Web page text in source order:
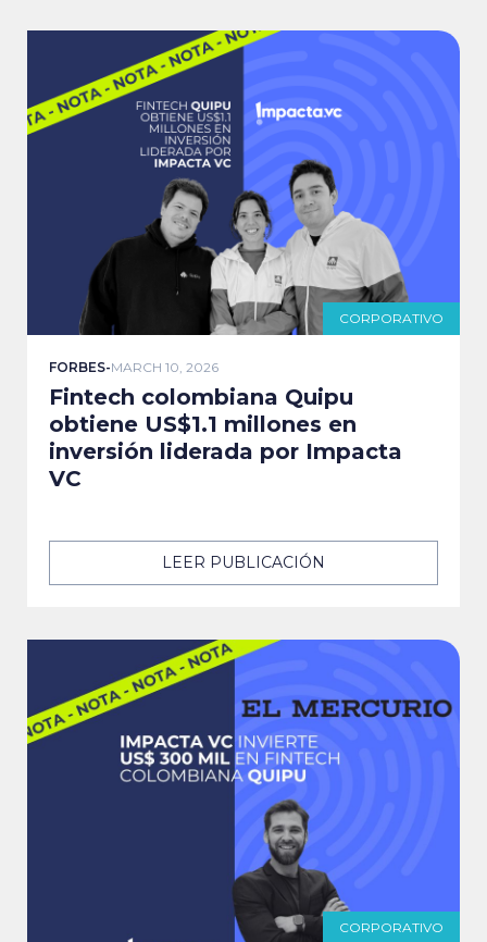
CORPORATIVO
FORBES-MARCH 10, 2026
Fintech colombiana Quipu
obtiene US$1.1 millones en
inversión liderada por Impacta
VC
LEER PUBLICACIÓN
CORPORATIVO